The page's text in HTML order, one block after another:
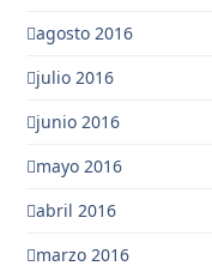
agosto 2016
julio 2016
junio 2016
mayo 2016
abril 2016
marzo 2016